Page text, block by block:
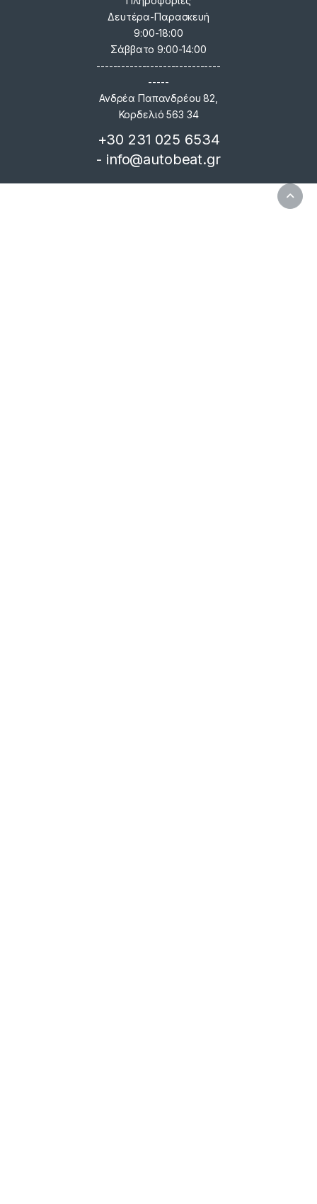
Δευτέρα-Παρασκευή
9:00-18:00
Σάββατο 9:00-14:00
------------------------------
-----
Ανδρέα Παπανδρέου 82,
Κορδελιό 563 34
+30 231 025 6534
- info@autobeat.gr